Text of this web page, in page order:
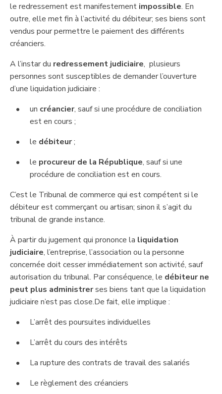
le redressement est manifestement impossible. ​En
outre, elle met fin à l’activité du débiteur; ses biens sont
vendus pour permettre le paiement des différents
créanciers.
​A l’instar du redressement judiciaire, ​ plusieurs
personnes sont susceptibles de demander l’ouverture
d’une liquidation judiciaire :
​un créancier, sauf si une procédure de conciliation
est en cours ;
​le débiteur;
​le procureur de la République, sauf si une
procédure de conciliation est en cours.
C’est le Tribunal de commerce qui est compétent si le
débiteur est commerçant ou artisan; sinon il s’agit du
tribunal de grande instance.
À partir du jugement qui prononce la liquidation
judiciaire, l’entreprise, l’association ou la personne
concernée doit cesser immédiatement son activité, sauf
autorisation du tribunal. Par conséquence, le débiteur ne
peut plus administrerses biens tant que la liquidation
judiciaire n’est pas close.​De fait, elle ​implique :
L’arrêt des poursuites individuelles
​L’arrêt du cours des intérêts
La rupture des contrats de travail des salariés
Le règlement des créanciers